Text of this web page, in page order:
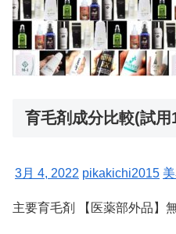
育毛剤成分比較(試用
3月 4, 2022 pikakichi2015
主要育毛剤 【医薬部外品】